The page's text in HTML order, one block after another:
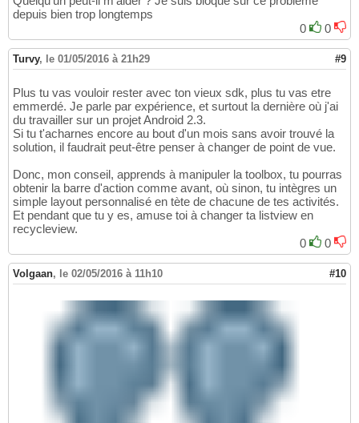
15
17
18
19
20
21
22
23
24
    <!-- Application theme. -->
<!-- All customizations that are
    </style>
    <!--<style name=
"Background" parent=
        <item name=
    </style>-->
</resources>
depuis bien trop longtemps
0
0
Turvy, le 01/05/2016 à 21h29 #9
Plus tu vas vouloir rester avec ton vieux sdk, plus tu vas etre
emmerdé. Je parle par expérience, et surtout la dernière où j'ai
du travailler sur un projet Android 2.3.
Si tu t'acharnes encore au bout d'un mois sans avoir trouvé la
solution, il faudrait peut-être penser à changer de point de vue.
Donc, mon conseil, apprends à manipuler la toolbox, tu pourras
obtenir la barre d'action comme avant, où sinon, tu intègres un
simple layout personnalisé en tète de chacune de tes activités.
Et pendant que tu y es, amuse toi à changer ta listview en
recycleview.
0
0
Volgaan, le 02/05/2016 à 11h10 #10